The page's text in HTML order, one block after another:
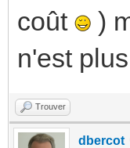
coût
)
n'est
Trouver
dbercot